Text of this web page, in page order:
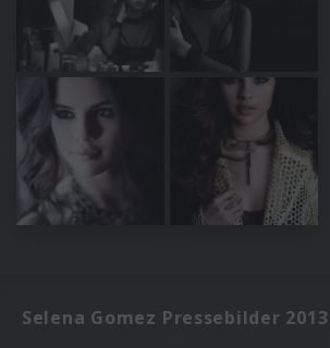
Selena Gomez Pressebilder 2013